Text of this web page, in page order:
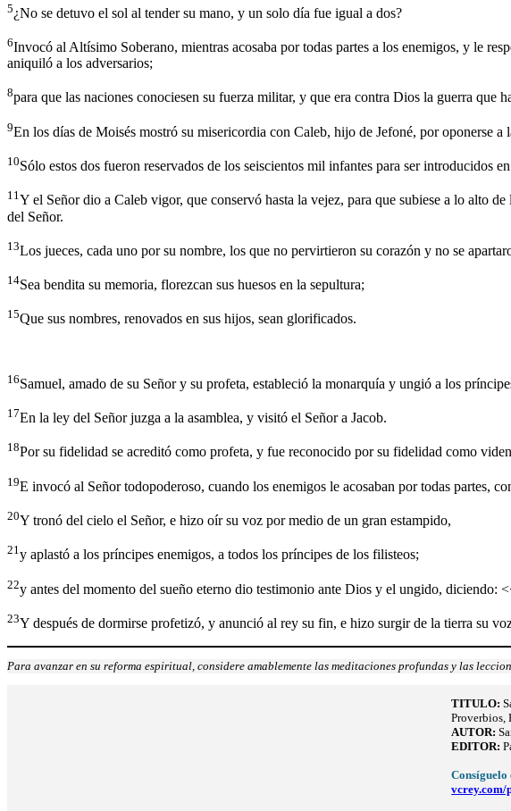
5¿No se detuvo el sol al tender su mano, y un solo día fue igual a dos?
6Invocó al Altísimo Soberano, mientras acosaba por todas partes a los enemigos, y le
aniquiló a los adversarios;
8para que las naciones conociesen su fuerza militar, y que era contra Dios la guerra que
9En los días de Moisés mostró su misericordia con Caleb, hijo de Jefoné, por oponerse
10Sólo estos dos fueron reservados de los seiscientos mil infantes para ser introducidos
11Y el Señor dio a Caleb vigor, que conservó hasta la vejez, para que subiese a lo alto
del Señor.
13Los jueces, cada uno por su nombre, los que no pervirtieron su corazón y no se
14Sea bendita su memoria, florezcan sus huesos en la sepultura;
15Que sus nombres, renovados en sus hijos, sean glorificados.
16Samuel, amado de su Señor y su profeta, estableció la monarquía y ungió a los
17En la ley del Señor juzga a la asamblea, y visitó el Señor a Jacob.
18Por su fidelidad se acreditó como profeta, y fue reconocido por su fidelidad como
19E invocó al Señor todopoderoso, cuando los enemigos le acosaban por todas partes,
20Y tronó del cielo el Señor, e hizo oír su voz por medio de un gran estampido,
21y aplastó a los príncipes enemigos, a todos los príncipes de los filisteos;
22y antes del momento del sueño eterno dio testimonio ante Dios y el ungido, diciendo:
23Y después de dormirse profetizó, y anunció al rey su fin, e hizo surgir de la tierra su
Para avanzar en su reforma espiritual, considere amablemente las meditaciones profundas y las
TITULO:
Proverbios,
AUTOR:
EDITOR:
vcrey.com/